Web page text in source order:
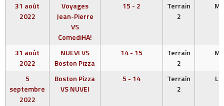
31 août
2022
Voyages
Jean-Pierre
VS
ComediHA!
15 - 2
Terrain
2
31 août
2022
NUEVI VS
Boston Pizza
14 - 15
Terrain
2
5
septembre
2022
Boston Pizza
VS NUVEI
5 - 14
Terrain
2